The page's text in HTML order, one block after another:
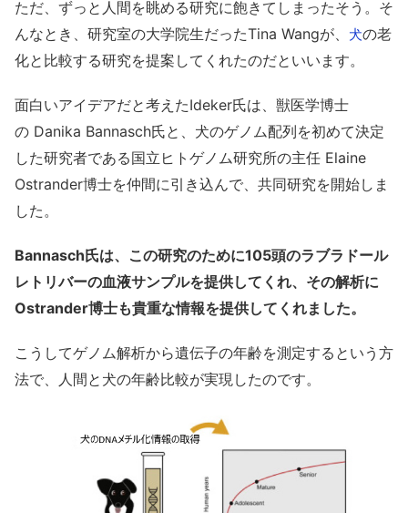
ただ、ずっと人間を眺める研究に飽きてしまったそう。そ
んなとき、研究室の大学院生だったTina Wangが、 犬の老
化と比較する研究を提案してくれたのだといいます。
面白いアイデアだと考えたIdeker氏は、獣医学博士
の Danika Bannasch氏と、犬のゲノム配列を初めて決定
した研究者である国立ヒトゲノム研究所の主任 Elaine
Ostrander博士を仲間に引き込んで、共同研究を開始しま
した。
Bannasch氏は、この研究のために105頭のラブラドール
レトリバーの血液サンプルを提供してくれ、その解析に
Ostrander博士も貴重な情報を提供してくれました。
こうしてゲノム解析から遺伝子の年齢を測定するという方
法で、人間と犬の年齢比較が実現したのです。